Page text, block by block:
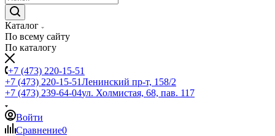
Каталог
По всему сайту
По каталогу
+7 (473) 220-15-51
+7 (473) 220-15-51Ленинский пр-т, 158/2
+7 (473) 239-64-04ул. Холмистая, 68, пав. 117
Войти
Сравнение0